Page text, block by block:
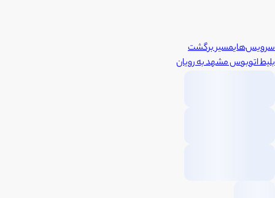
سرویس‌هایمسیر برگشت
بلیط اتوبوسمشهدبهرویان